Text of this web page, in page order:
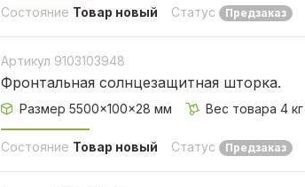
Состояние Товар новый Статус Предзаказ
Артикул 9103103948
Фронтальная солнцезащитная шторка.
Размер 5500×100×28 мм Вес товара 4 кг
Состояние Товар новый Статус Предзаказ